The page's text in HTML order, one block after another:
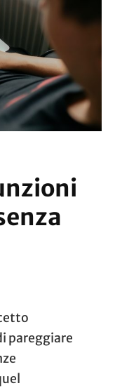
pareggiare